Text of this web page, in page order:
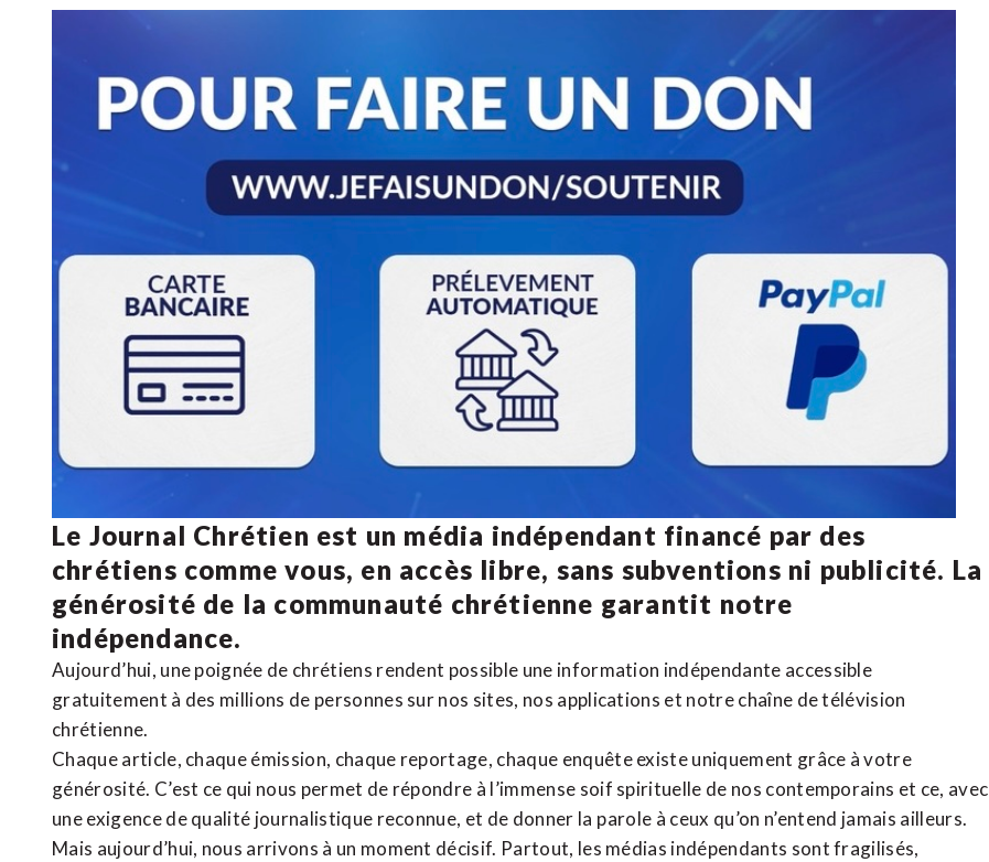
Le Journal Chrétien est un média indépendant financé par des
chrétiens comme vous, en accès libre, sans subventions ni publicité. La
générosité de la communauté chrétienne garantit notre
indépendance.
Aujourd’hui, une poignée de chrétiens rendent possible une information indépendante accessible
gratuitement à des millions de personnes sur nos sites, nos applications et notrechaîne de télévision
chrétienne.
Chaque article, chaque émission, chaque reportage, chaque enquête existe uniquement grâce à votre
générosité. C’est ce qui nous permet de répondre à l’immense soif spirituelle de nos contemporains et ce, avec
une exigence de qualité journalistique reconnue, et de donner la parole à ceux qu’on n’entend jamais ailleurs.
Mais aujourd’hui, nous arrivons à un moment décisif. Partout, les médias indépendants sont fragilisés,